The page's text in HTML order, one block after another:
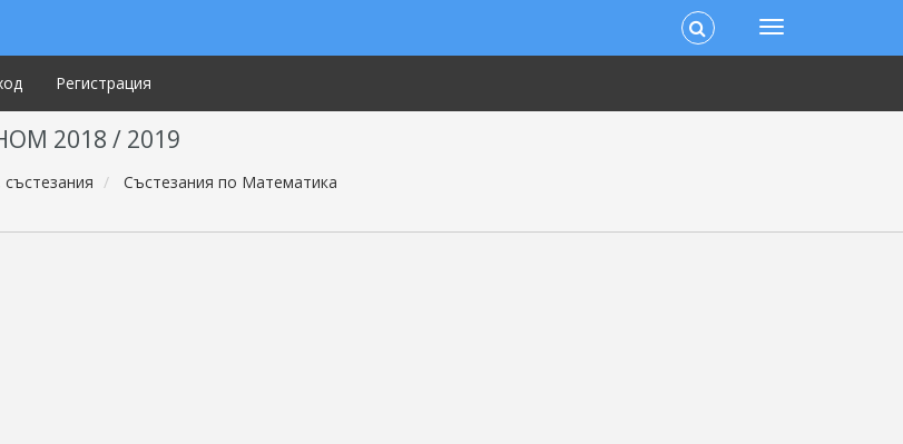
Регистрация
2018 / 2019
Състезания по Математика